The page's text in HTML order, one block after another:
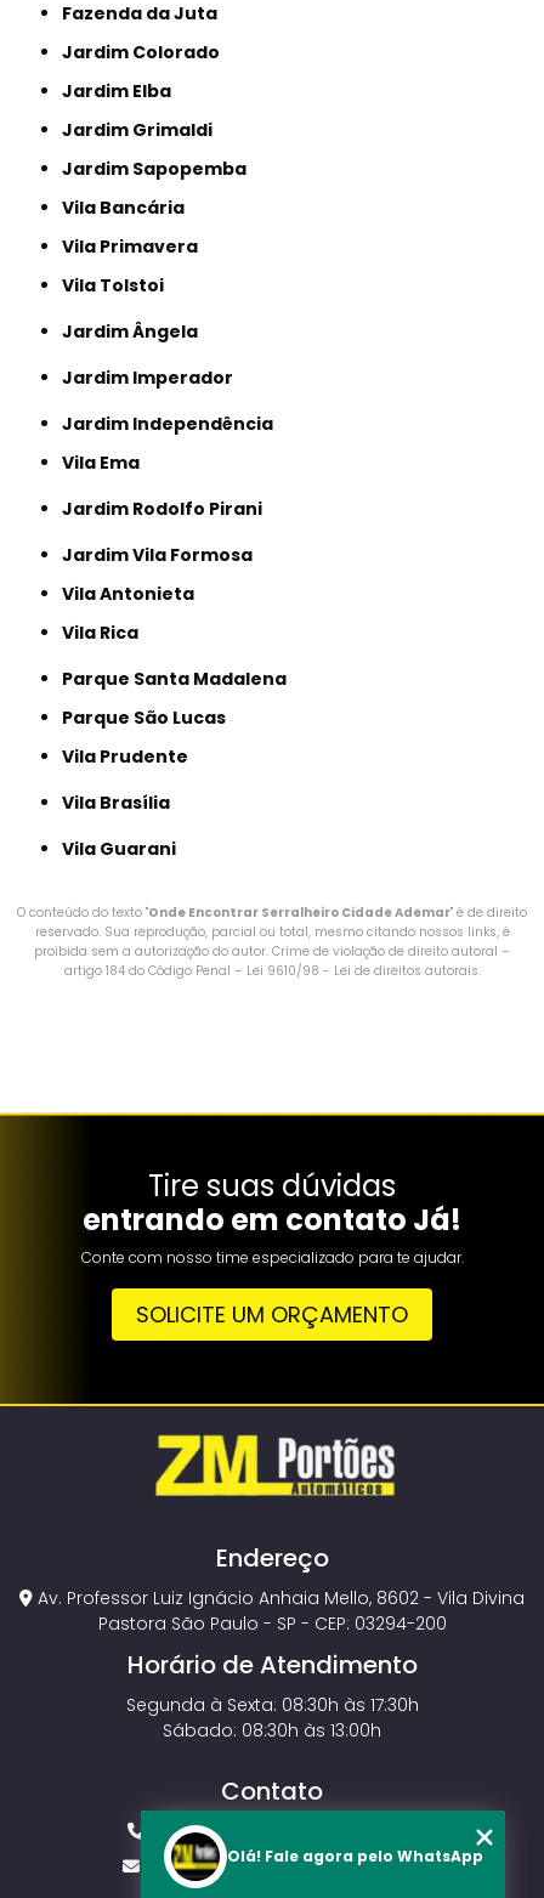
Fazenda da Juta
Jardim Colorado
Jardim Elba
Jardim Grimaldi
Jardim Sapopemba
Vila Bancária
Vila Primavera
Vila Tolstoi
Jardim Ângela
Jardim Imperador
Jardim Independência
Vila Ema
Jardim Rodolfo Pirani
Jardim Vila Formosa
Vila Antonieta
Vila Rica
Parque Santa Madalena
Parque São Lucas
Vila Prudente
Vila Brasília
Vila Guarani
O conteúdo do texto "Onde Encontrar Serralheiro Cidade Ademar" é de direito
reservado. Sua reprodução, parcial ou total, mesmo citando nossos links, é
proibida sem a autorização do autor. Crime de violação de direito autoral –
artigo 184 do Código Penal – Lei 9610/98 - Lei de direitos autorais.
Tire suas dúvidas
entrando em contato Já!
Conte com nosso time especializado para te ajudar.
SOLICITE UM ORÇAMENTO
Endereço
Av. Professor Luiz Ignácio Anhaia Mello, 8602 - Vila Divina
Pastora São Paulo - SP - CEP: 03294-200
Horário de Atendimento
Segunda à Sexta: 08:30h às 17:30h
Sábado: 08:30h às 13:00h
Contato
(11) 2143-4826
vendas.zmportoes@gmail.com
Olá! Fale agora pelo WhatsApp